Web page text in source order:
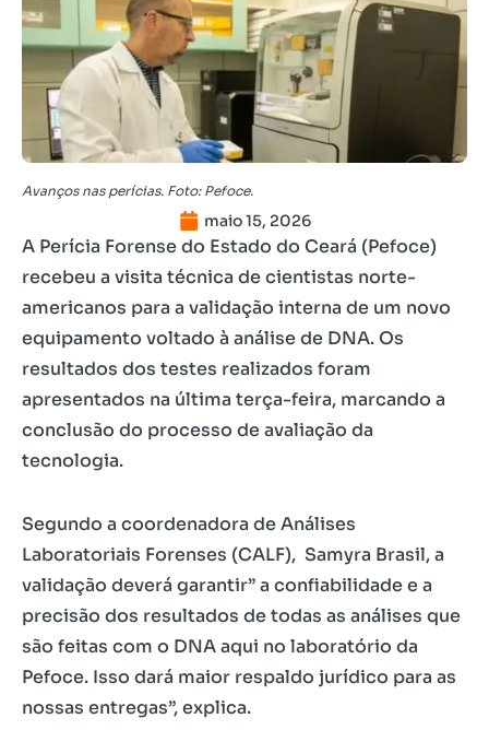
Avanços nas perícias. Foto: Pefoce.
maio 15, 2026
A Perícia Forense do Estado do Ceará (Pefoce)
recebeu a visita técnica de cientistas norte-
americanos para a validação interna de um novo
equipamento voltado à análise de DNA. Os
resultados dos testes realizados foram
apresentados na última terça-feira, marcando a
conclusão do processo de avaliação da
tecnologia.
Segundo a coordenadora de Análises
Laboratoriais Forenses (CALF), Samyra Brasil, a
validação deverá garantir” a confiabilidade e a
precisão dos resultados de todas as análises que
são feitas com o DNA aqui no laboratório da
Pefoce. Isso dará maior respaldo jurídico para as
nossas entregas”, explica.